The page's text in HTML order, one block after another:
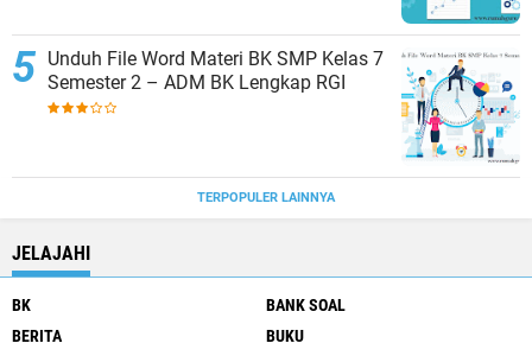
Unduh File Word Materi BK SMP Kelas 7
Semester 2 – ADM BK Lengkap RGI
TERPOPULER LAINNYA
JELAJAHI
BK
BANK SOAL
BERITA
BUKU